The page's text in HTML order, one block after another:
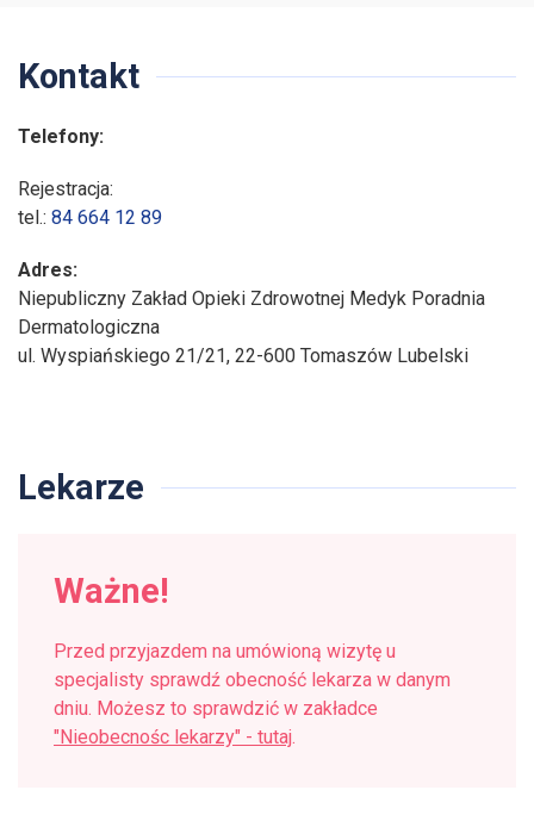
Kontakt
Telefony:
Rejestracja:
tel.: 84 664 12 89
Adres:
Niepubliczny Zakład Opieki Zdrowotnej Medyk Poradnia
Dermatologiczna
ul. Wyspiańskiego 21/21, 22-600 Tomaszów Lubelski
Lekarze
Ważne!
Przed przyjazdem na umówioną wizytę u
specjalisty sprawdź obecność lekarza w danym
dniu. Możesz to sprawdzić w zakładce
"Nieobecnośc lekarzy" - tutaj.